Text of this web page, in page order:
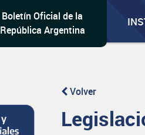
Boletín Oficial de la
República Argentina
Volver